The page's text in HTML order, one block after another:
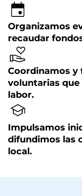
Organizamos
recaudar
Coordinamos y
voluntarias
labor.
Impulsamos
difundimos las
local.